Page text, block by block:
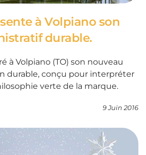
à Volpiano son
durable.
à Volpiano (TO) son nouveau
durable, conçu pour interpréter
verte de la marque.
9 Juin 2016